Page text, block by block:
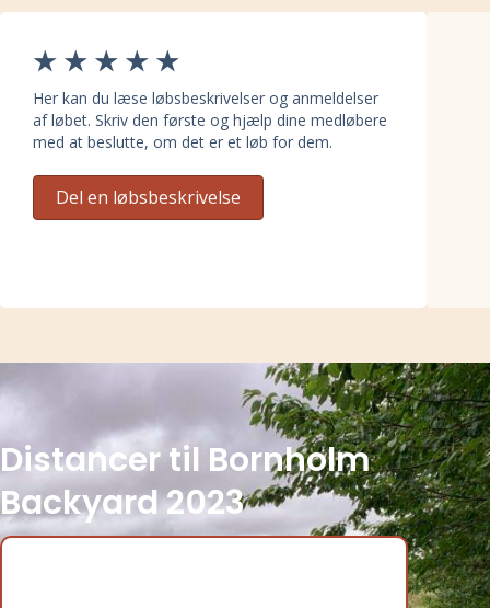
Her kan du læse løbsbeskrivelser og anmeldelser
af løbet. Skriv den første og hjælp dine medløbere
med at beslutte, om det er et løb for dem.
Del en løbsbeskrivelse
Distancer til Bornholm
Backyard 2023